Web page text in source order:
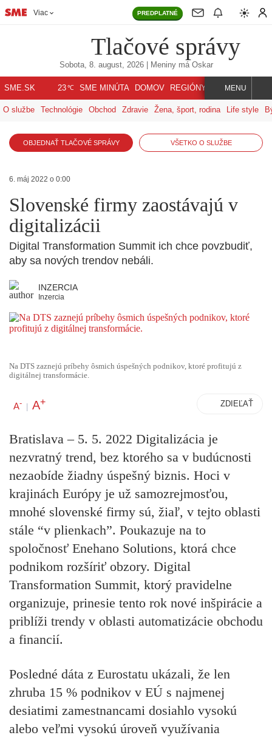
Viac PREDPLATNÉ
Tlačové správy
Sobota, 8. august, 2026| Meniny má Oskar
SME.SK 23℃ SME MINÚTA DOMOV REGIÓNY INDEX SVET
MENU
O službe Technológie Obchod Zdravie Žena, šport, rodina Life style
OBJEDNAŤ TLAČOVÉ SPRÁVY VŠETKO O SLUŽBE
6. máj 2022 o 0:00
Slovenské firmy zaostávajú v
digitalizácii
Digital Transformation Summit ich chce povzbudiť,
aby sa nových trendov nebáli.
INZERCIA
Inzercia
Na DTS zaznejú príbehy ôsmich úspešných podnikov, ktoré profitujú z
digitálnej transformácie.
A- | A+ ZDIEĽAŤ
Bratislava – 5. 5. 2022 Digitalizácia je
nezvratný trend, bez ktorého sa v budúcnosti
nezaobíde žiadny úspešný biznis. Hoci v
krajinách Európy je už samozrejmosťou,
mnohé slovenské firmy sú, žiaľ, v tejto oblasti
stále “v plienkach”. Poukazuje na to
spoločnosť Enehano Solutions, ktorá chce
podnikom rozšíriť obzory. Digital
Transformation Summit, ktorý pravidelne
organizuje, prinesie tento rok nové inšpirácie a
priblíži trendy v oblasti automatizácie obchodu
a financií.
Posledné dáta z Eurostatu ukázali, že len
zhruba 15 % podnikov v EÚ s najmenej
desiatimi zamestnancami dosiahlo vysokú
alebo veľmi vysokú úroveň využívania